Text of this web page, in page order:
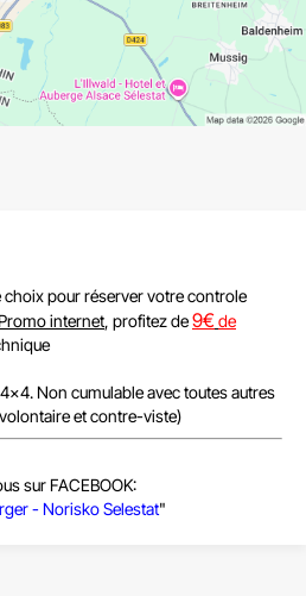
pour réserver votre controle
internet, profitez de9€de
Non cumulable avec toutes autres
et contre-viste)
sur FACEBOOK:
- Norisko Selestat"